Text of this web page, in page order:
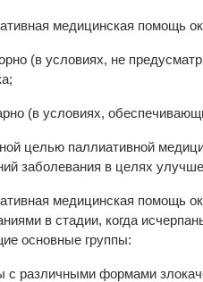
медицинская помощь
(в условиях, не
(в условиях,
целью паллиативной
заболевания в целях
медицинская помощь
в стадии, когда
основные группы:
с различными формами